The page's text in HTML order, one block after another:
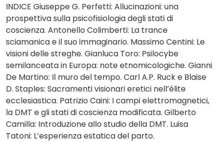
INDICE Giuseppe G. Perfetti: Allucinazioni: una
prospettiva sulla psicofisiologia degli stati di
coscienza. Antonello Colimberti: La trance
sciamanica e il suo immaginario. Massimo Centini: Le
visioni delle streghe. Gianluca Toro: Psilocybe
semilanceata in Europa: note etnomicologiche. Gianni
De Martino: Il muro del tempo. Carl A.P. Ruck e Blaise
D. Staples: Sacramenti visionari eretici nell’élite
ecclesiastica. Patrizio Caini: I campi elettromagnetici,
la DMT e gli stati di coscienza modificata. Gilberto
Camilla: Introduzione allo studio della DMT. Luisa
Tatoni: L’esperienza estatica del parto.